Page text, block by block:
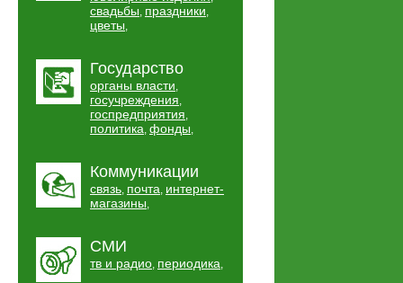
свадьбы, праздники,
цветы,
Государство
органы власти,
госучреждения,
госпредприятия,
политика, фонды,
Коммуникации
связь, почта, интернет-
магазины,
СМИ
тв и радио, периодика,